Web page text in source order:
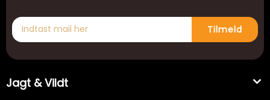
Tilmeld
Jagt & Vildt